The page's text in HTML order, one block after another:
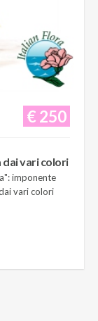
€ 250
vari colori
imponente
vari colori